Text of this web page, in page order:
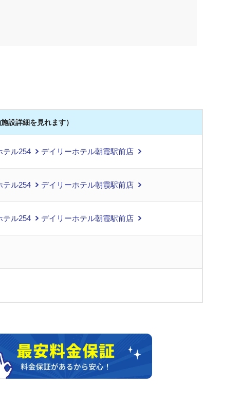
設詳細を見れます）
テル254 デイリーホテル朝霞駅前店
テル254 デイリーホテル朝霞駅前店
テル254 デイリーホテル朝霞駅前店